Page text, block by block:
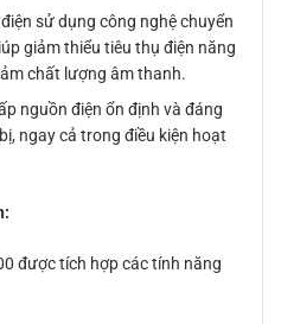
sử dụng công nghệ chuyển
giảm thiểu tiêu thụ điện năng
chất lượng âm thanh.
nguồn điện ổn định và đáng
ngay cả trong điều kiện hoạt
được tích hợp các tính năng